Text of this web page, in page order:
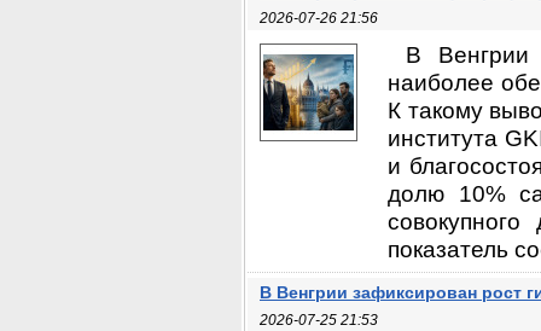
2026-07-26 21:56
В Венгрии
наиболее
К такому
института
и
долю 10%
показатель
В Венгрии зафиксирован рост
2026-07-25 21:53